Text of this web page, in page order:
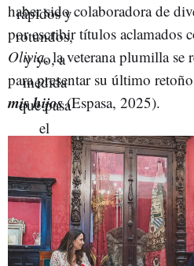
haber sidocolaboradora de
por escribir títulos aclamados
Olivia, la veterana plumilla se
para presentar su último
mis hijos (Espasa, 2025).